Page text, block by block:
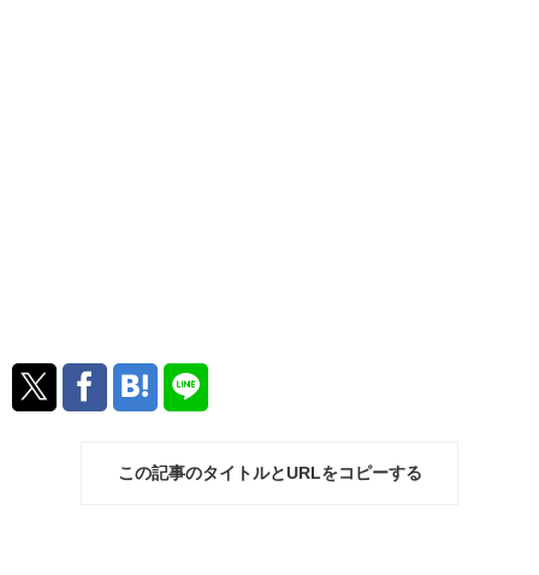
この記事のタイトルとURLをコピーする